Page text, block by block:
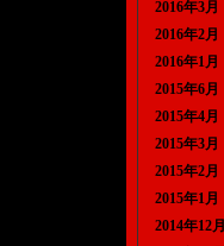
2016年3月
2016年2月
2016年1月
2015年6月
2015年4月
2015年3月
2015年2月
2015年1月
2014年12月